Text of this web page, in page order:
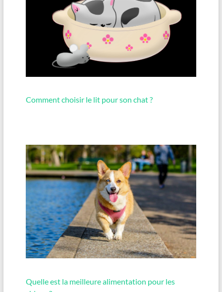
Comment choisir le lit pour son chat ?
Quelle est la meilleure alimentation pour les